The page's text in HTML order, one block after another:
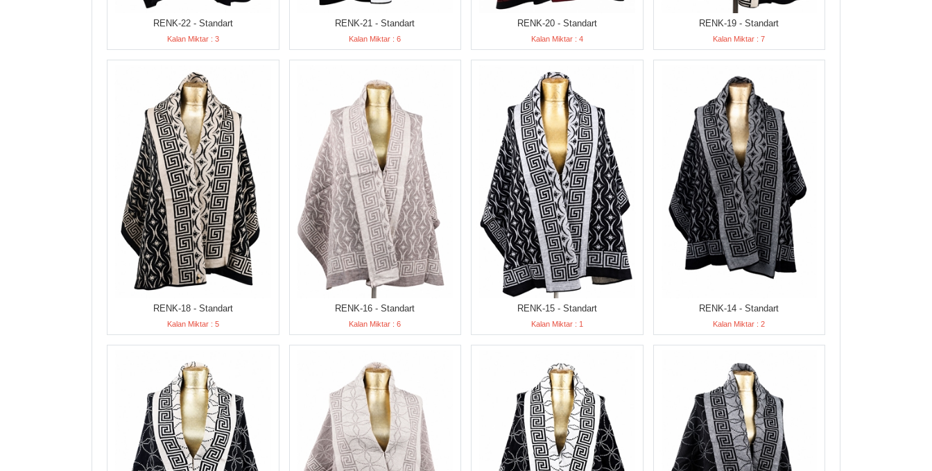
RENK-22 - Standart
Kalan Miktar : 3
RENK-21 - Standart
Kalan Miktar : 6
RENK-20 - Standart
Kalan Miktar : 4
RENK-19 - Standart
Kalan Miktar : 7
RENK-18 - Standart
Kalan Miktar : 5
RENK-16 - Standart
Kalan Miktar : 6
RENK-15 - Standart
Kalan Miktar : 1
RENK-14 - Standart
Kalan Miktar : 2